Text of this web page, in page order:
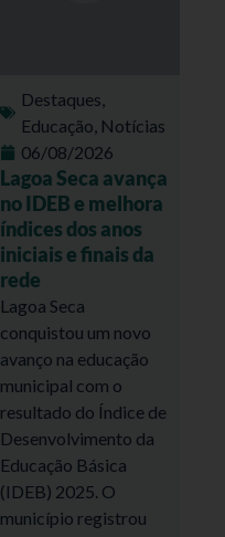
Destaques,
Educação, Notícias
06/08/2026
Lagoa Seca avança
no IDEB e melhora
índices dos anos
iniciais e finais da
rede
Lagoa Seca
conquistou um novo
avanço na educação
municipal com o
resultado do Índice de
Desenvolvimento da
Educação Básica
(IDEB) 2025. O
município registrou